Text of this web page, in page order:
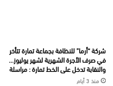
شركة “أرما” للنظافة بجماعة تمارة تتأخر
في صرف الأجرة الشهرية لشهر يوليوز…
والنقابة تدخل على الخط تمارة : مراسلة
منذ 3 أيام